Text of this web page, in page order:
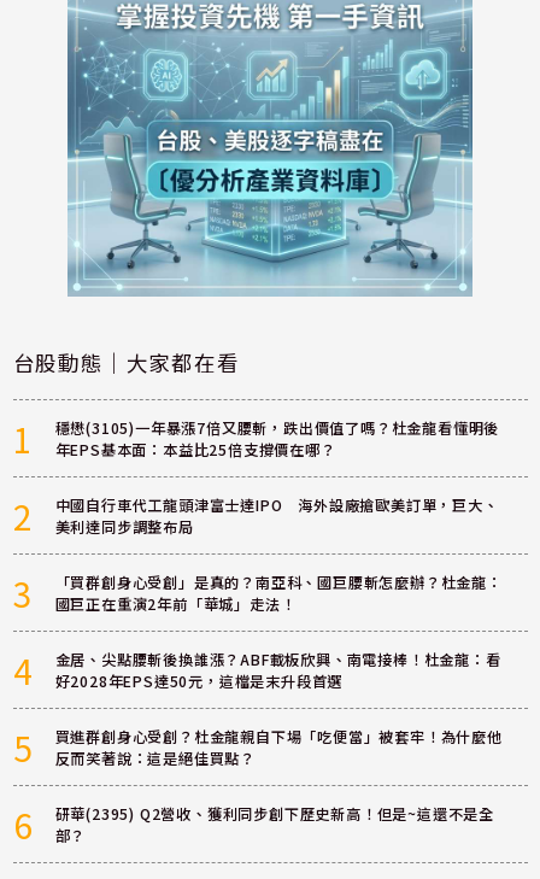
台股動態｜大家都在看
1
穩懋(3105)一年暴漲7倍又腰斬，跌出價值了嗎？杜金龍看懂明後
年EPS基本面：本益比25倍支撐價在哪？
2
中國自行車代工龍頭津富士達IPO 海外設廠搶歐美訂單，巨大、
美利達同步調整布局
3
「買群創身心受創」是真的？南亞科、國巨腰斬怎麼辦？杜金龍：
國巨正在重演2年前「華城」走法！
4
金居、尖點腰斬後換誰漲？ABF載板欣興、南電接棒！杜金龍：看
好2028年EPS達50元，這檔是末升段首選
5
買進群創身心受創？杜金龍親自下場「吃便當」被套牢！為什麼他
反而笑著說：這是絕佳買點？
6
研華(2395) Q2營收、獲利同步創下歷史新高！但是~這還不是全
部？